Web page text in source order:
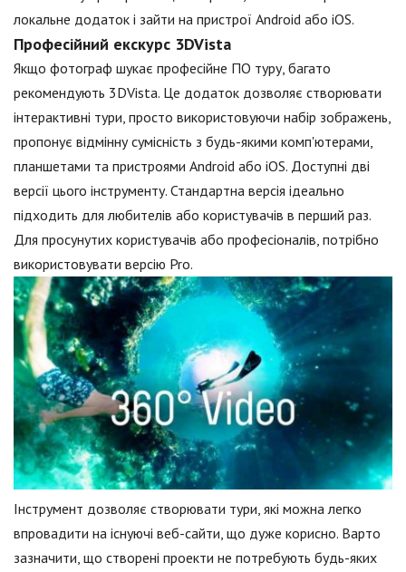
локальне додаток і зайти на пристрої Android або iOS.
Професійний екскурс 3DVista
Якщо фотограф шукає професійне ПО туру, багато
рекомендують 3DVista. Це додаток дозволяє створювати
інтерактивні тури, просто використовуючи набір зображень,
пропонує відмінну сумісність з будь-якими комп'ютерами,
планшетами та пристроями Android або iOS. Доступні дві
версії цього інструменту. Стандартна версія ідеально
підходить для любителів або користувачів в перший раз.
Для просунутих користувачів або професіоналів, потрібно
використовувати версію Pro.
Інструмент дозволяє створювати тури, які можна легко
впровадити на існуючі веб-сайти, що дуже корисно. Варто
зазначити, що створені проекти не потребують будь-яких